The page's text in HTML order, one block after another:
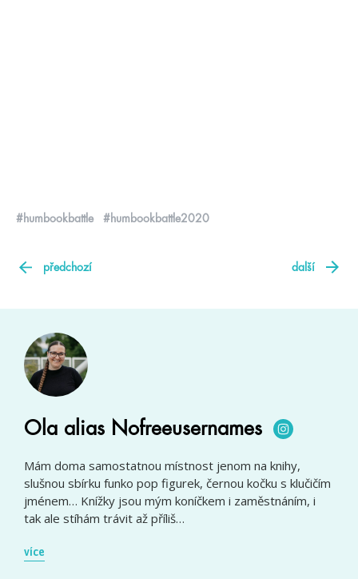
#humbookbattle #humbookbattle2020
předchozí další
Ola alias Nofreeusernames
Mám doma samostatnou místnost jenom na knihy,
slušnou sbírku funko pop figurek, černou kočku s klučičím
jménem… Knížky jsou mým koníčkem i zaměstnáním, i
tak ale stíhám trávit až příliš…
více